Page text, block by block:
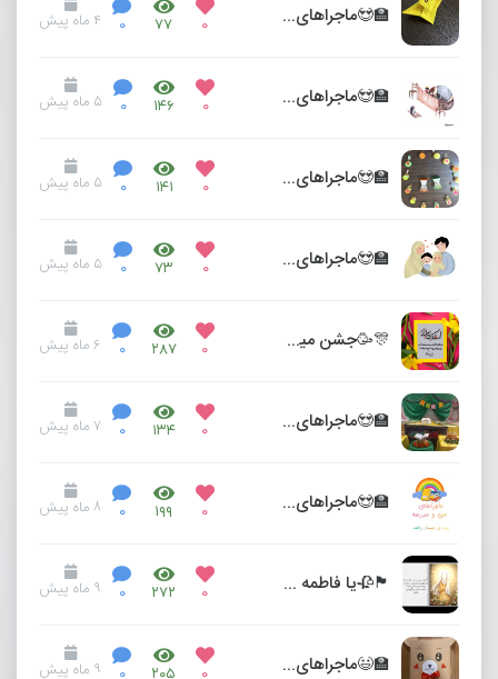
🏫😍ماجراهای من و مدرسه😍🏫 ۰ ۷۷ ۰ ۴ ماه پیش
🏫😍ماجراهای من و مدرسه 😍🏫 ۰ ۱۴۶ ۰ ۵ ماه پیش
🏫😍ماجراهای من و مدرسه😍🏫 ۰ ۱۴۱ ۰ ۵ ماه پیش
🏫😍ماجراهای من و مدرسه😍🏫 ۰ ۷۳ ۰ ۵ ماه پیش
🎊🥳جشن میلاد نور🥳🎊 ۰ ۲۸۷ ۰ ۶ ماه پیش
🏫😍ماجراهای من و مدرسه😍🏫 ۰ ۱۳۴ ۰ ۷ ماه پیش
🏫😍ماجراهای من و مدرسه😍🏫 ۰ ۱۹۹ ۰ ۸ ماه پیش
🏴🥀یا فاطمه زهرا (س)🥀🏴 ۰ ۲۷۲ ۰ ۹ ماه پیش
🏫😃ماجراهای من و مدرسه😃🏫 ۰ ۲۰۵ ۰ ۹ ماه پیش